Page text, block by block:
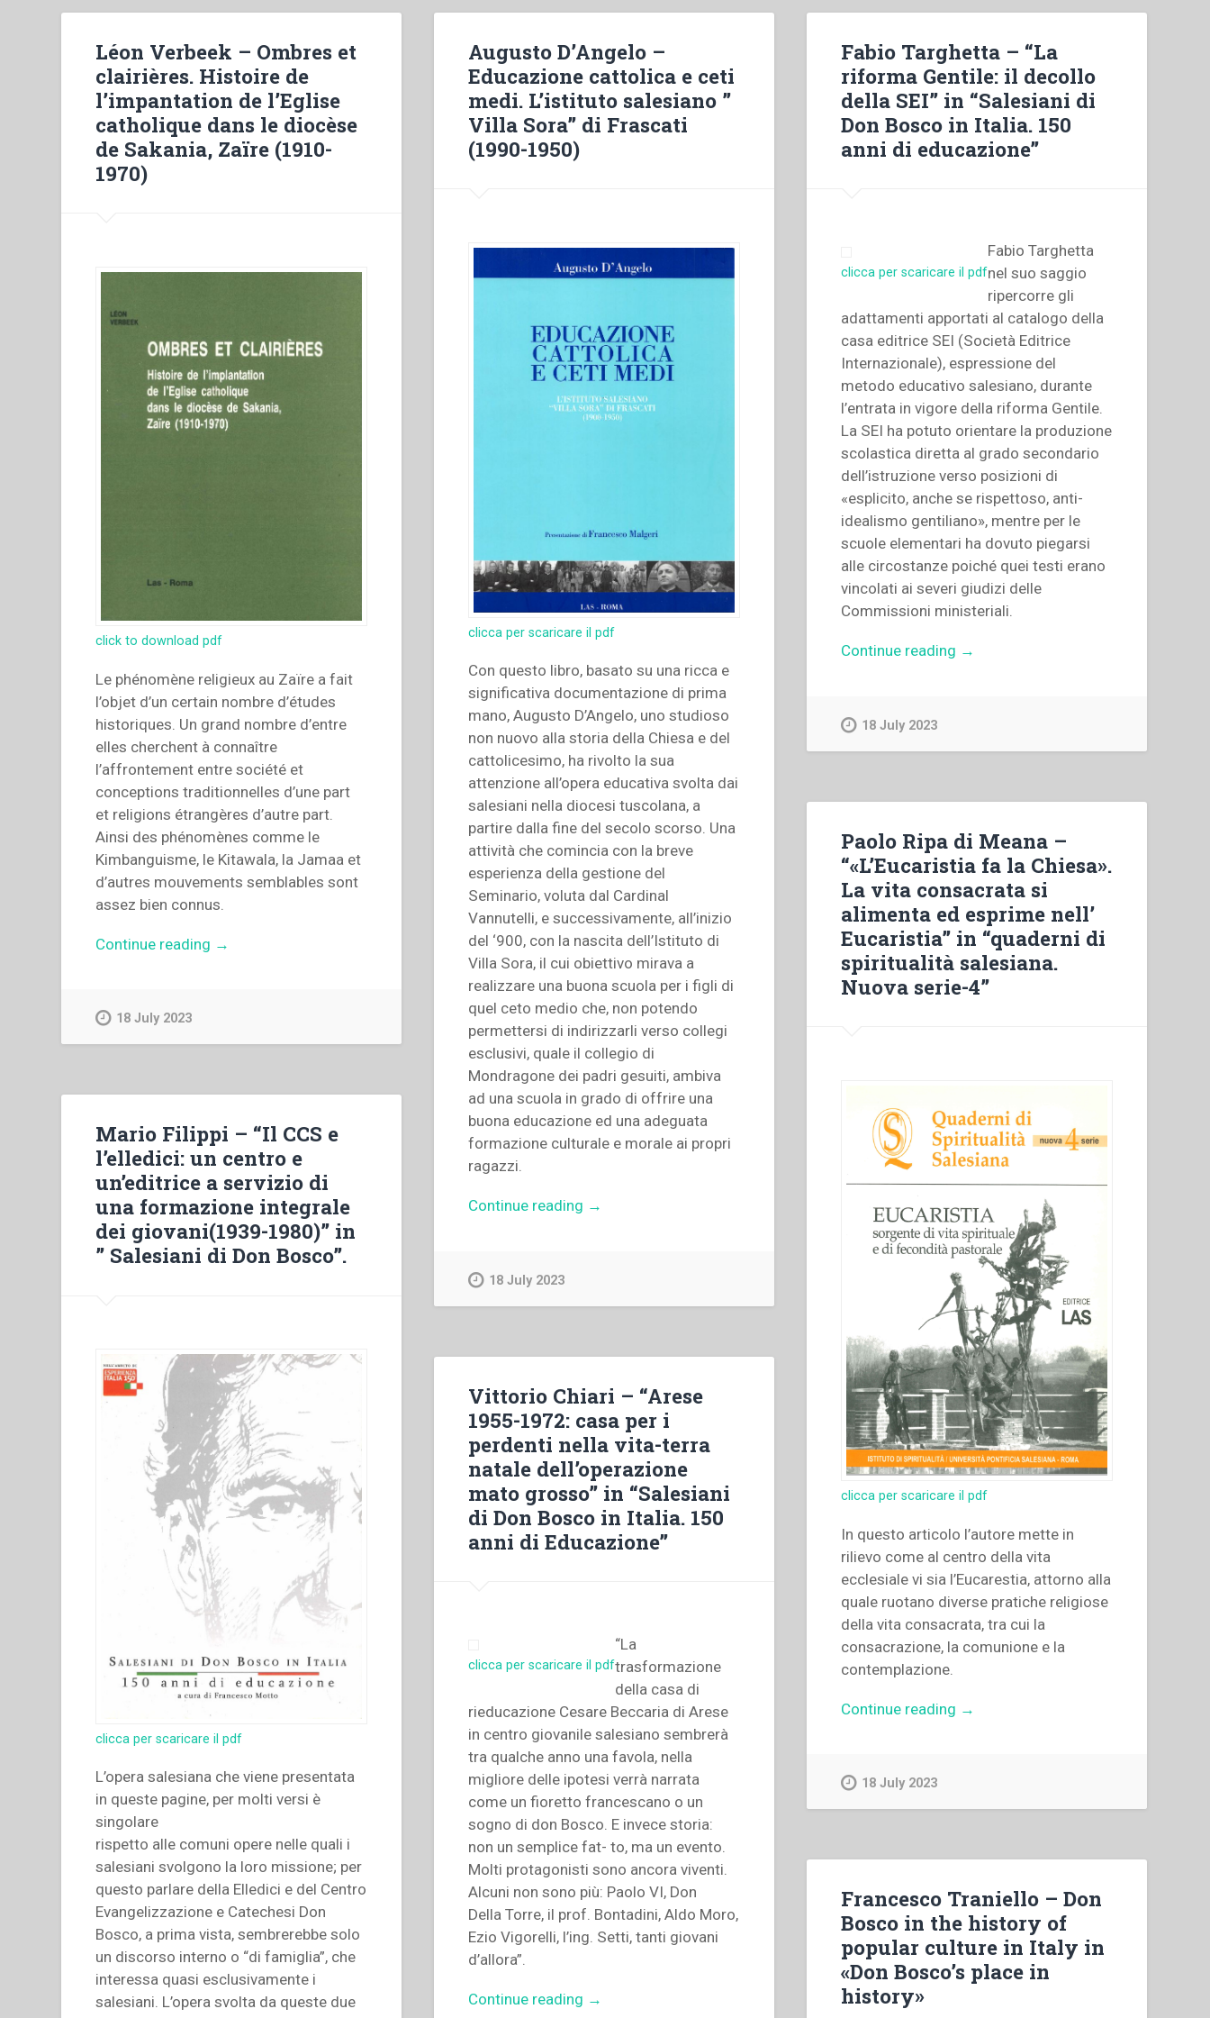
Léon Verbeek – Ombres et
clairières. Histoire de
l’impantation de l’Eglise
catholique dans le diocèse
de Sakania, Zaïre (1910-
1970)
click to download pdf
Le phénomène religieux au Zaïre a fait
l’objet d’un certain nombre d’études
historiques. Un grand nombre d’entre
elles cherchent à connaître
l’affrontement entre société et
conceptions traditionnelles d’une part
et religions étrangères d’autre part.
Ainsi des phénomènes comme le
Kimbanguisme, le Kitawala, la Jamaa et
d’autres mouvements semblables sont
assez bien connus.
Continue reading “Léon
de
l’impantation
de
l’Eglise
catholique
dans
le
diocèse
1970)”
→
18 July 2023
Augusto D’Angelo –
Educazione cattolica e ceti
medi. L’istituto salesiano ”
Villa Sora” di Frascati
(1990-1950)
clicca per scaricare il pdf
Con questo libro, basato su una ricca e
significativa documentazione di prima
mano, Augusto D’Angelo, uno studioso
non nuovo alla storia della Chiesa e del
cattolicesimo, ha rivolto la sua
attenzione all’opera educativa svolta dai
salesiani nella diocesi tuscolana, a
partire dalla fine del secolo scorso. Una
attività che comincia con la breve
esperienza della gestione del
Seminario, voluta dal Cardinal
Vannutelli, e successivamente, all’inizio
del ‘900, con la nascita dell’Istituto di
Villa Sora, il cui obiettivo mirava a
realizzare una buona scuola per i figli di
quel ceto medio che, non potendo
permettersi di indirizzarli verso collegi
esclusivi, quale il collegio di
Mondragone dei padri gesuiti, ambiva
ad una scuola in grado di offrire una
buona educazione ed una adeguata
formazione culturale e morale ai propri
ragazzi.
Continue reading “Augusto
medi.
L’istituto
salesiano
”
Villa
Sora”
di
Frascati
(1990-
→
18 July 2023
Fabio Targhetta – “La
riforma Gentile: il decollo
della SEI” in “Salesiani di
Don Bosco in Italia. 150
anni di educazione”
clicca per scaricare il pdf
Fabio Targhetta
nel suo saggio
ripercorre gli
adattamenti apportati al catalogo della
casa editrice SEI (Società Editrice
Internazionale), espressione del
metodo educativo salesiano, durante
l’entrata in vigore della riforma Gentile.
La SEI ha potuto orientare la produzione
scolastica diretta al grado secondario
dell’istruzione verso posizioni di
«esplicito, anche se rispettoso, anti-
idealismo gentiliano», mentre per le
scuole elementari ha dovuto piegarsi
alle circostanze poiché quei testi erano
vincolati ai severi giudizi delle
Commissioni ministeriali.
Continue reading “Fabio
decollo
della
SEI”
in
“Salesiani
di
Don
Bosco
in
→
18 July 2023
Paolo Ripa di Meana –
“«L’Eucaristia fa la Chiesa».
La vita consacrata si
alimenta ed esprime nell’
Eucaristia” in “quaderni di
spiritualità salesiana.
Nuova serie-4”
clicca per scaricare il pdf
In questo articolo l’autore mette in
rilievo come al centro della vita
ecclesiale vi sia l’Eucarestia, attorno alla
quale ruotano diverse pratiche religiose
della vita consacrata, tra cui la
consacrazione, la comunione e la
contemplazione.
Continue reading “Paolo
la
Chiesa».
La
vita
consacrata
si
→
18 July 2023
Mario Filippi – “Il CCS e
l’elledici: un centro e
un’editrice a servizio di
una formazione integrale
dei giovani(1939-1980)” in
” Salesiani di Don Bosco”.
clicca per scaricare il pdf
L’opera salesiana che viene presentata
in queste pagine, per molti versi è
singolare
rispetto alle comuni opere nelle quali i
salesiani svolgono la loro missione; per
questo parlare della Elledici e del Centro
Evangelizzazione e Catechesi Don
Bosco, a prima vista, sembrerebbe solo
un discorso interno o “di famiglia”, che
interessa quasi esclusivamente i
salesiani. L’opera svolta da queste due
Vittorio Chiari – “Arese
1955-1972: casa per i
perdenti nella vita-terra
natale dell’operazione
mato grosso” in “Salesiani
di Don Bosco in Italia. 150
anni di Educazione”
clicca per scaricare il pdf
“La
trasformazione
della casa di
rieducazione Cesare Beccaria di Arese
in centro giovanile salesiano sembrerà
tra qualche anno una favola, nella
migliore delle ipotesi verrà narrata
come un fioretto francescano o un
sogno di don Bosco. E invece storia:
non un semplice fat- to, ma un evento.
Molti protagonisti sono ancora viventi.
Alcuni non sono più: Paolo VI, Don
Della Torre, il prof. Bontadini, Aldo Moro,
Ezio Vigorelli, l’ing. Setti, tanti giovani
d’allora”.
Continue reading “Vittorio
→
Francesco Traniello – Don
Bosco in the history of
popular culture in Italy in
«Don Bosco’s place in
history»